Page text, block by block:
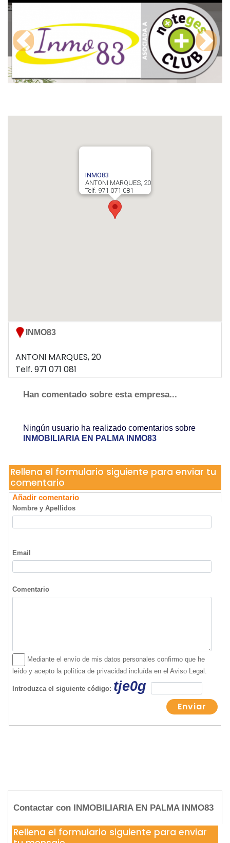
Previous Next
INMO83
ANTONI MARQUES, 20
Telf. 971 071 081
INMO83
ANTONI MARQUES, 20
Telf. 971 071 081
Han comentado sobre esta empresa...
Ningún usuario ha realizado comentarios sobre
INMOBILIARIA EN PALMA INMO83
Contactar con INMOBILIARIA EN PALMA INMO83